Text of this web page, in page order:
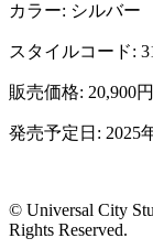
カラー: シルバー
スタイルコード:
販売価格: 20,900
発売予定日: 2025
© Universal City
Rights Reserved.